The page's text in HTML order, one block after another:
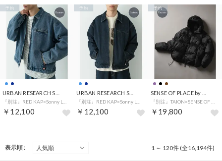
￥12,100
予約
URBAN RESEARCH Sonny Label
￥12,100
予約
￥19,800
予約
表示順 : 1 ～ 120件 (全16,194件)